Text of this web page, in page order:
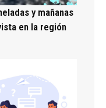
y mañanas
en la región